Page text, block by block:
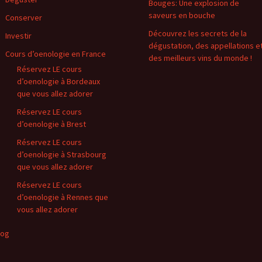
Conserver
Investir
Cours d’oenologie en France
Réservez LE cours
d’oenologie à Bordeaux
que vous allez adorer
Réservez LE cours
d’oenologie à Brest
Réservez LE cours
d’oenologie à Strasbourg
que vous allez adorer
Réservez LE cours
d’oenologie à Rennes que
vous allez adorer
Bouges: Une explosion de
saveurs en bouche
Découvrez les secrets de la
dégustation, des appellations
des meilleurs vins du monde !